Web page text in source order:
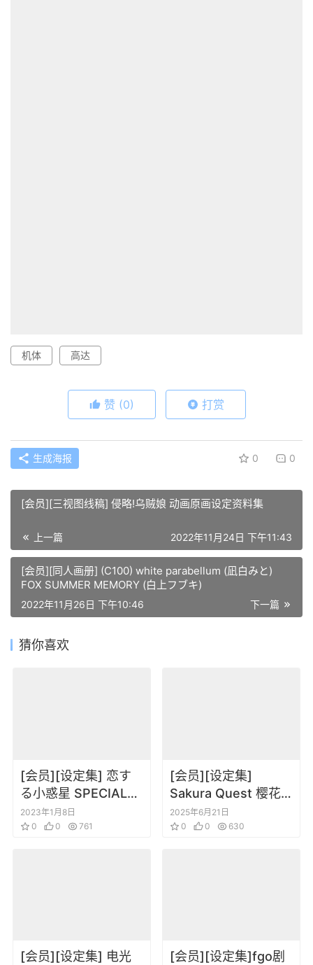
机体 高达
赞 (0) 打赏
生成海报 0 0
[会员][三视图线稿] 侵略!乌贼娘 动画原画设定资料集
上一篇 2022年11月24日 下午11:43
[会员][同人画册] (C100) white parabellum (凪白みと)
FOX SUMMER MEMORY (白上フブキ)
下一篇
2022年11月26日 下午10:46
猜你喜欢
[会员][设定集] 恋す
る小惑星 SPECIAL
BOOKLET 01-03
2023年1月8日
0
0 761
[会员][设定集]
Sakura Quest 樱花
任务 公式Memorial
Book
2025年6月21日
0
0 630
[会员][设定集] 电光
[会员][设定集]fgo剧